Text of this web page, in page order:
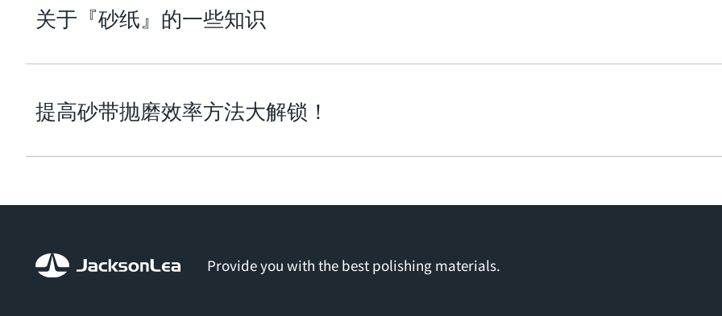
关于『砂纸』的一些知识
提高砂带抛磨效率方法大解锁！
Provide you with the best polishing materials.